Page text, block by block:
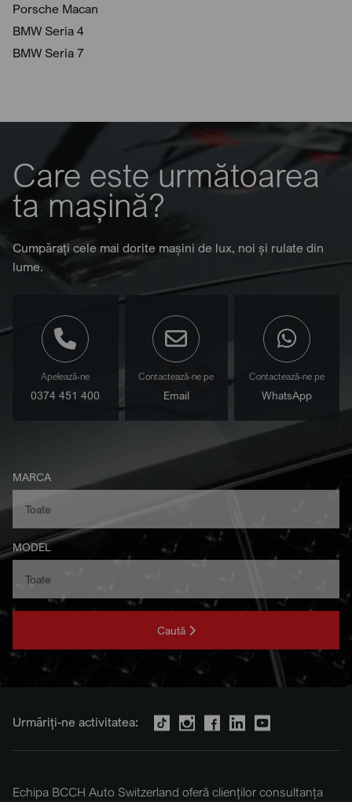
Porsche Macan
BMW Seria 4
BMW Seria 7
Care este următoarea
ta mașină?
Cumpărați cele mai dorite mașini de lux, noi și rulate din
lume.
Apelează-ne
0374 451 400
Contactează-ne pe
Email
Contactează-ne pe
WhatsApp
MARCA
MODEL
Caută
Urmăriți-ne activitatea:
Echipa BCCH Auto Switzerland oferă clienților consultanța